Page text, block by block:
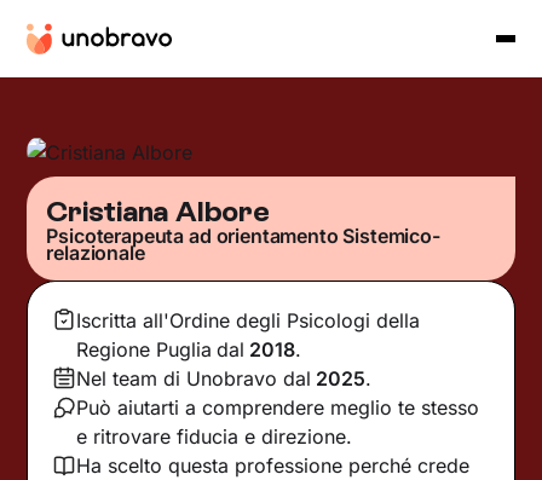
Cristiana Albore
Psicoterapeuta ad orientamento Sistemico-
relazionale
Iscritta all'Ordine degli Psicologi della
Regione Puglia dal 2018.
Nel team di Unobravo dal 2025.
Può aiutarti a comprendere meglio te stesso
e ritrovare fiducia e direzione.
Ha scelto questa professione perché crede